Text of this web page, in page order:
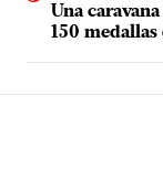
Una
150